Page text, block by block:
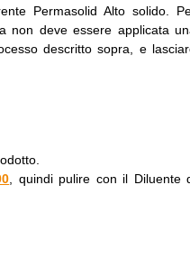
Permasolid Alto solido.
non deve essere applicata
descritto sopra, e
, quindi pulire con il Diluente